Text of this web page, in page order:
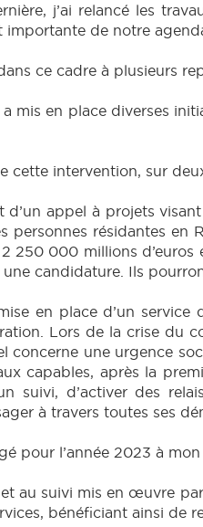
j’ai relancé les
importante de notre
ce cadre à plusieurs
mis en place diverses
cette intervention, sur deux
d’un appel à projets
personnes résidantes
250 000 millions d’euros
candidature. Ils
en place d’un service
Lors de la crise du
concerne une urgence
capables, après la
suivi, d’activer des
à travers toutes ses
pour l’année 2023 à
au suivi mis en œuvre
bénéficiant ainsi de